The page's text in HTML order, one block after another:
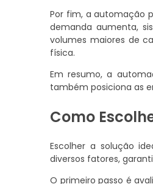
Por fim, a automação
demanda aumenta,
volumes maiores de
física.
Em resumo, a
também posiciona as
Como
Escolher a solução
diversos fatores,
O primeiro passo é